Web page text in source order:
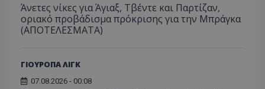
Άνετες νίκες για Άγιαξ, Τβέντε και Παρτίζαν,
οριακό προβάδισμα πρόκρισης για την Μπράγκα
(ΑΠΟΤΕΛΕΣΜΑΤΑ)
ΓΙΟΥΡΟΠΑ ΛΙΓΚ
07.08.2026 - 00:08